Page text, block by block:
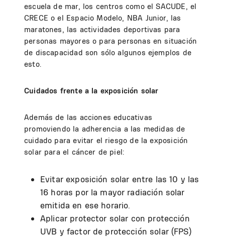
escuela de mar, los centros como el SACUDE, el
CRECE o el Espacio Modelo, NBA Junior, las
maratones, las actividades deportivas para
personas mayores o para personas en situación
de discapacidad son sólo algunos ejemplos de
esto.
Cuidados frente a la exposición solar
Además de las acciones educativas
promoviendo la adherencia a las medidas de
cuidado para evitar el riesgo de la exposición
solar para el cáncer de piel:
Evitar exposición solar entre las 10 y las
16 horas por la mayor radiación solar
emitida en ese horario.
Aplicar protector solar con protección
UVB y factor de protección solar (FPS)